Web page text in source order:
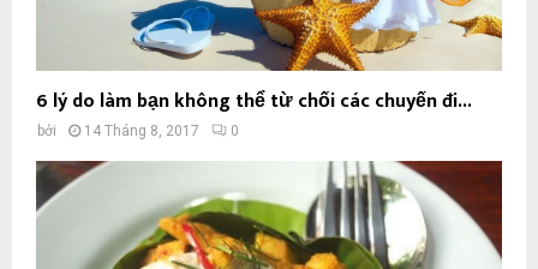
6 lý do làm bạn không thể từ chối các chuyến đi...
bởi 14 Tháng 8, 2017 0